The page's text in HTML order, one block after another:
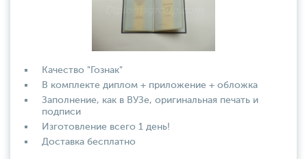
Качество "Гознак"
В комплекте диплом + приложение + обложка
Заполнение, как в ВУЗе, оригинальная печать и
подписи
Изготовление всего 1 день!
Доставка бесплатно